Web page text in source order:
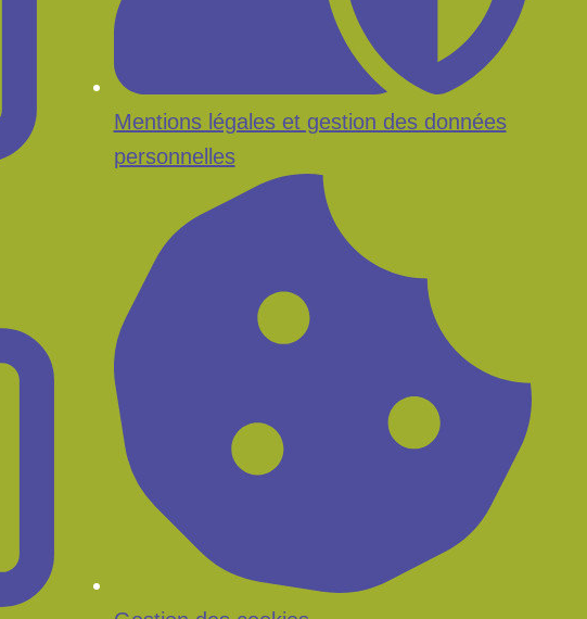
Mentions légales et gestion des données
personnelles